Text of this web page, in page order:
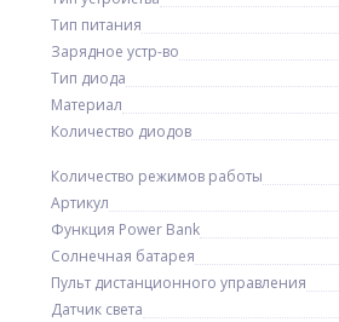
Тип питания
Зарядное устр-во
Тип диода
Материал
Количество диодов
Количество режимов работы
Артикул
Функция Power Bank
Солнечная батарея
Пульт дистанционного управления
Датчик света